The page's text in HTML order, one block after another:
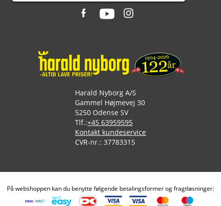
Harald Nyborg A/S
Gammel Højmevej 30
5250 Odense SV
Tlf.:+45 63959595
Kontakt kundeservice
CVR-nr.: 37783315
På webshoppen kan du benytte følgende betalingsformer og fragtløsninger: